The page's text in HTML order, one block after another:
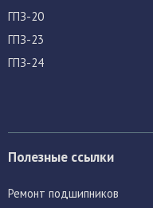
ГПЗ-20
ГПЗ-23
ГПЗ-24
Полезные ссылки
Ремонт подшипников